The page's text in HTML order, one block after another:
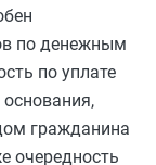
по денежным
по уплате
гражданина
очередность